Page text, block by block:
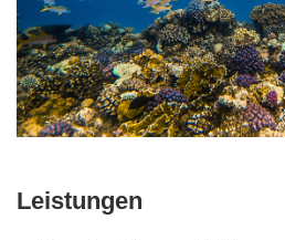
Leistungen